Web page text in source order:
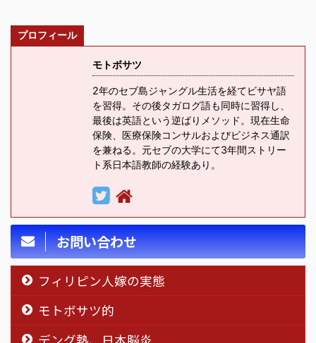
プロフィール
モトボサツ
2年のセブ島ジャングル生活を経てビサヤ語
を習得。その後タガログ語も同時に習得し、
最後は英語という逆ばりメソッド。現在生命
保険、医療保険コンサルおよびビジネス通訳
を兼ねる。元セブの大学にて3年間ストリー
ト系日本語教師の経験あり。
お問い合わせ
フィリピン人嫁の実態
モトボサツ的